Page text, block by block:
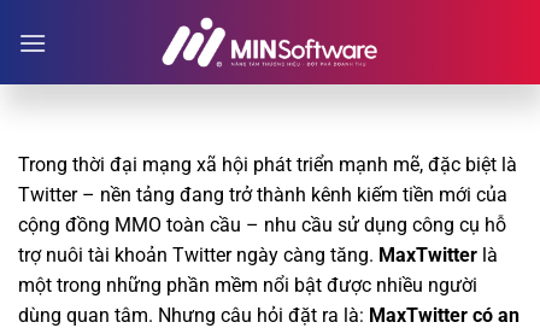
Trong thời đại mạng xã hội phát triển mạnh mẽ, đặc biệt là
Twitter – nền tảng đang trở thành kênh kiếm tiền mới của
cộng đồng MMO toàn cầu – nhu cầu sử dụng công cụ hỗ
trợ nuôi tài khoản Twitter ngày càng tăng. MaxTwitter là
một trong những phần mềm nổi bật được nhiều người
dùng quan tâm. Nhưng câu hỏi đặt ra là: MaxTwitter có an